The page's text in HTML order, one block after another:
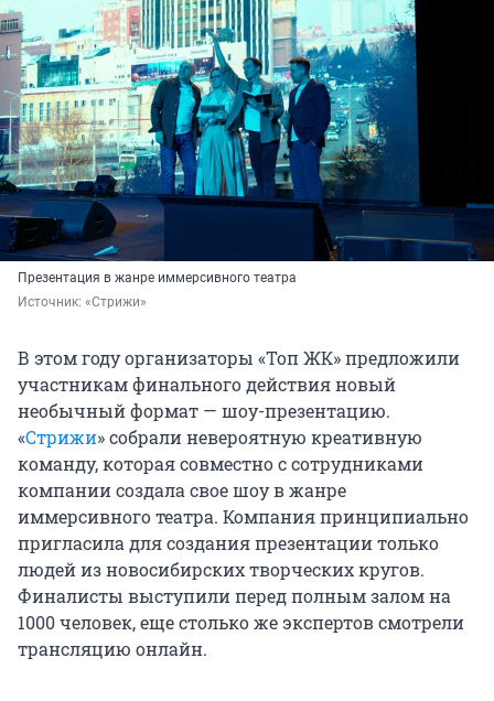
Презентация в жанре иммерсивного театра
Источник: «Стрижи»
В этом году организаторы «Топ ЖК» предложили
участникам финального действия новый
необычный формат — шоу-презентацию.
«Стрижи» собрали невероятную креативную
команду, которая совместно с сотрудниками
компании создала свое шоу в жанре
иммерсивного театра. Компания принципиально
пригласила для создания презентации только
людей из новосибирских творческих кругов.
Финалисты выступили перед полным залом на
1000 человек, еще столько же экспертов смотрели
трансляцию онлайн.